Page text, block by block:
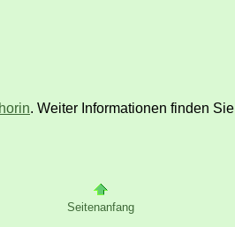
. Weiter Informationen finden Sie
Seitenanfang